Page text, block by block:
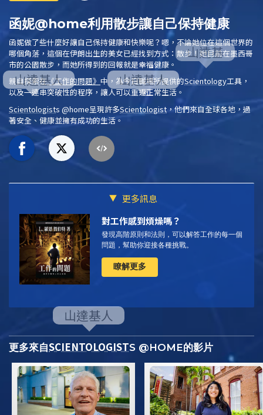
函妮@home利用散步讓自己保持健康
函妮做了些什麼好讓自己保持健康和快樂呢？嗯，不論她位在這個世界的
哪個角落，這個在伊朗出生的美女已經找到方式：散步！她目前在墨西哥
市的公園散步，而她所得到的回報就是幸福健康。
親自探索在《工作的問題》 中，為今日職場所提供的Scientology工具，
以及一連串突破性的程序，讓人可以重返正常生活。
Scientologists @home呈現許多Scientologist ，他們來自全球各地，過
著安全、健康並擁有成功的生活。
更多訊息
對工作感到煩燥嗎？
發現高階原則和法則，可以解答工作的每一個
問題，幫助你迎接各種挑戰。
瞭解更多
更多來自SCIENTOLOGISTS @HOME的影片